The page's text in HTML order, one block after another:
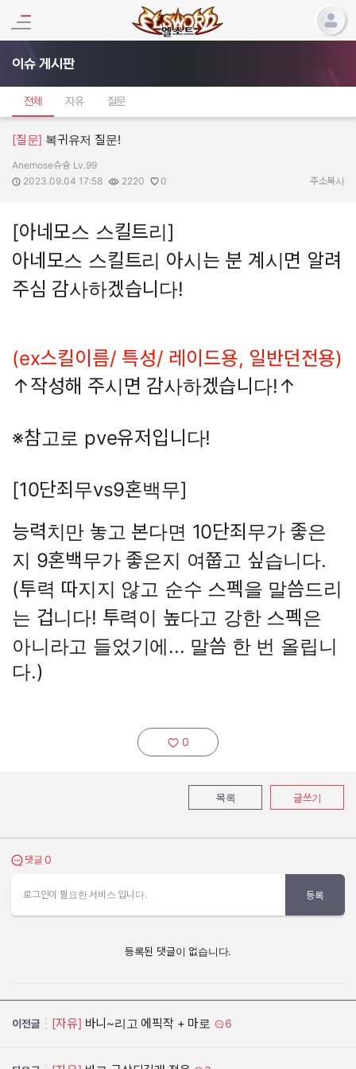
이슈 게시판
전체 자유 질문
[질문] 복귀유저 질문!
작성자:
Anemose슈슝 Lv.99
작성일:
2023.09.04 17:58
조회수:
2220
추천수:
0 주소복사
[아네모스 스킬트리]
아네모스 스킬트리 아시는 분 계시면 알려
주심 감사하겠습니다!
(ex스킬이름/ 특성/ 레이드용, 일반던전용)
↑작성해 주시면 감사하겠습니다! ↑
※참고로 pve유저입니다!
[10단죄무vs9혼백무]
능력치만 놓고 본다면 10단죄무가 좋은
지 9혼백무가 좋은지 여쭙고 싶습니다.
(투력 따지지 않고 순수 스펙을 말씀드리
는 겁니다! 투력이 높다고 강한 스펙은
아니라고 들었기에... 말씀 한 번 올립니
다.)
추천하기:
0
목록 글쓰기
댓글 보기
댓글 0
로그인이 필요한 서비스 입니다. 등록
등록된 댓글이 없습니다.
이전글 [자유] 바니~리고 에픽작 + 마로 6